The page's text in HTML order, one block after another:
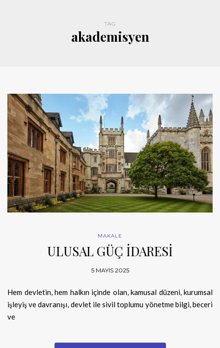
TAG
akademisyen
MAKALE
ULUSAL GÜÇ İDARESİ
5 MAYIS 2025
Hem devletin, hem halkın içinde olan, kamusal düzeni, kurumsal
işleyiş ve davranışı, devlet ile sivil toplumu yönetme bilgi, beceri
ve